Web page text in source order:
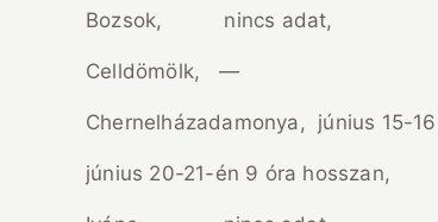
Bozsok, nincs adat,
Celldömölk, —
Chernelházadamonya, június 15-
június 20-21-én 9 óra hosszan,